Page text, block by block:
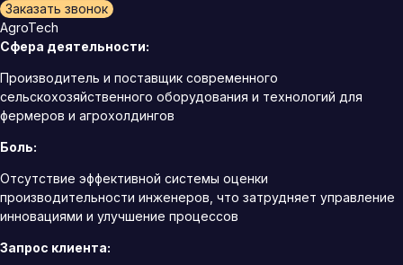
Заказать звонок
AgroTech
Сфера деятельности:
Производитель и поставщик современного
сельскохозяйственного оборудования и технологий для
фермеров и агрохолдингов
Боль:
Отсутствие эффективной системы оценки
производительности инженеров, что затрудняет управление
инновациями и улучшение процессов
Запрос клиента: